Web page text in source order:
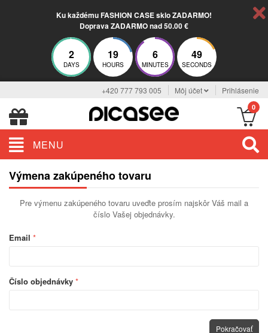
Ku každému FASHION CASE sklo ZADARMO!
Doprava ZADARMO nad 50.00 €
2
DAYS
19
HOURS
6
MINUTES
49
SECONDS
+420 777 793 005 Môj účet Prihlásenie
0
MENU
Výmena zakúpeného tovaru
Pre výmenu zakúpeného tovaru uveďte prosím najskôr Váš mail a
číslo Vašej objednávky.
Email *
Číslo objednávky *